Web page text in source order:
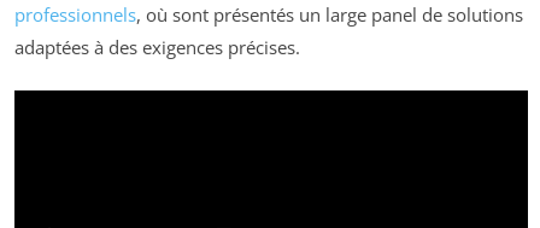
professionnels, où sont présentés un large panel de solutions
adaptées à des exigences précises.